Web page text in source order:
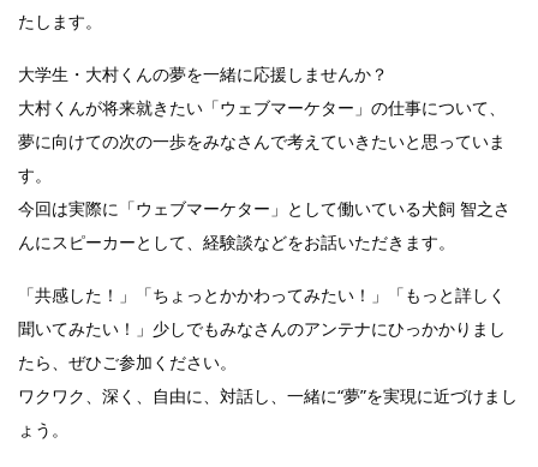
たします。
大学生・大村くんの夢を一緒に応援しませんか？
大村くんが将来就きたい「ウェブマーケター」の仕事について、
夢に向けての次の一歩をみなさんで考えていきたいと思っていま
す。
今回は実際に「ウェブマーケター」として働いている犬飼 智之さ
んにスピーカーとして、経験談などをお話いただきます。
「共感した！」「ちょっとかかわってみたい！」「もっと詳しく
聞いてみたい！」少しでもみなさんのアンテナにひっかかりまし
たら、ぜひご参加ください。
ワクワク、深く、自由に、対話し、一緒に“夢”を実現に近づけまし
ょう。